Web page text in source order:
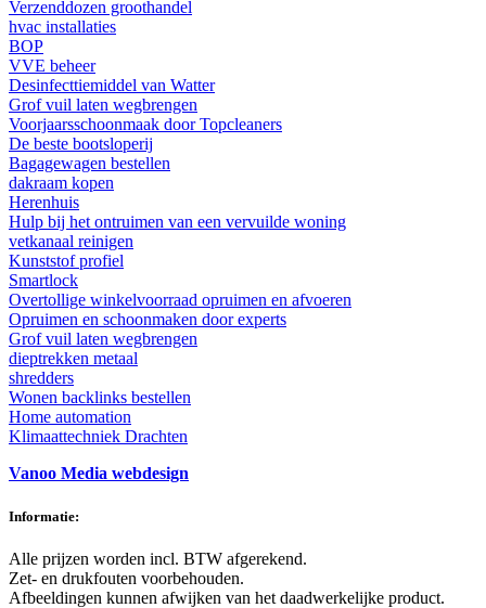
Verzenddozen groothandel
hvac installaties
BOP
VVE beheer
Desinfecttiemiddel van Watter
Grof vuil laten wegbrengen
Voorjaarsschoonmaak door Topcleaners
De beste bootsloperij
Bagagewagen bestellen
dakraam kopen
Herenhuis
Hulp bij het ontruimen van een vervuilde woning
vetkanaal reinigen
Kunststof profiel
Smartlock
Overtollige winkelvoorraad opruimen en afvoeren
Opruimen en schoonmaken door experts
Grof vuil laten wegbrengen
dieptrekken metaal
shredders
Wonen backlinks bestellen
Home automation
Klimaattechniek Drachten
Vanoo Media webdesign
Informatie:
Alle prijzen worden incl. BTW afgerekend.
Zet- en drukfouten voorbehouden.
Afbeeldingen kunnen afwijken van het daadwerkelijke product.